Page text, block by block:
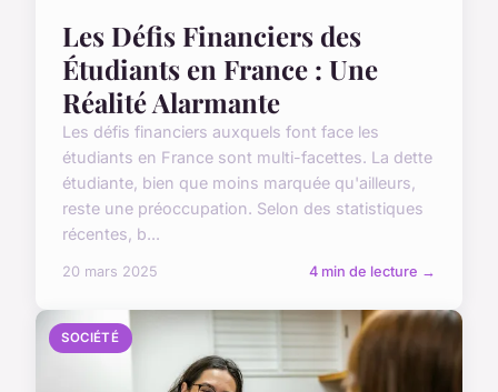
Les Défis Financiers des
Étudiants en France : Une
Réalité Alarmante
Les défis financiers auxquels font face les
étudiants en France sont multi-facettes. La dette
étudiante, bien que moins marquée qu'ailleurs,
reste une préoccupation. Selon des statistiques
récentes, b...
20 mars 2025 4 min de lecture →
SOCIÉTÉ